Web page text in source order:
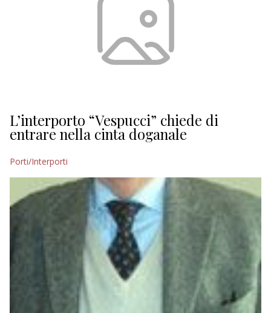
L’interporto “Vespucci” chiede di
entrare nella cinta doganale
Porti/Interporti